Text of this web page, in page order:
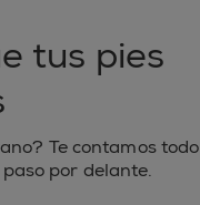
tus pies
Te contamos todo
por delante.